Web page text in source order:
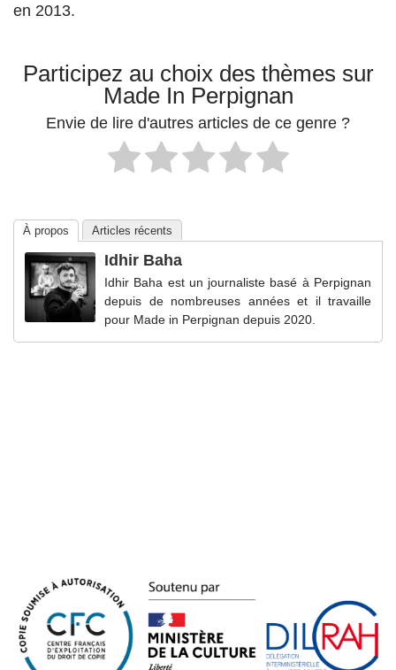
en 2013.
Participez au choix des thèmes sur
Made In Perpignan
Envie de lire d'autres articles de ce genre ?
À propos Articles récents
Idhir Baha
Idhir Baha est un journaliste basé à Perpignan
depuis de nombreuses années et il travaille
pour Made in Perpignan depuis 2020.